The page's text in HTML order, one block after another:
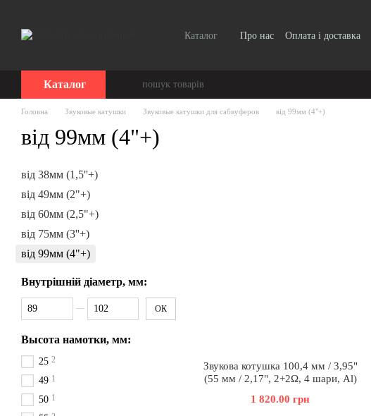
Каталог Про нас Оплата і доставка
Каталог
Головна Звуковые катушки Звуковые катушки для сабвуферов від 99мм (4"+)
від 99мм (4"+)
Звукова котушка 100,4 мм / 3,95"
(55 мм / 2,17", 2+2Ω, 4 шари, Al)
1 820.00 грн
від 38мм (1,5''+)
від 49мм (2"+)
від 60мм (2,5"+)
від 75мм (3''+)
від 99мм (4"+)
Внутрішній діаметр, мм:
Від Внутрішній діаметр, мм:
До Внутрішній діаметр, мм:
ОК
Высота намотки, мм:
25 2
49 1
50 1